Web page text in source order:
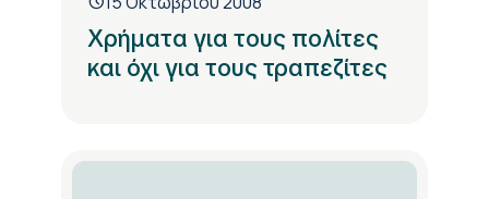
Χρήματα για τους πολίτες
και όχι για τους τραπεζίτες